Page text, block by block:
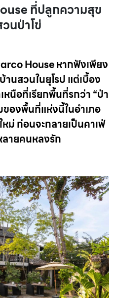
ที่ปลูกความสุข
นป่าโข่
House หากฟังเพียง
นสวนในยุโรป แต่เบื้อง
นือที่เรียกพื้นที่รกว่า “ป่า
ของพื้นที่แห่งนี้ในอำเภอ
ม่ ก่อนจะกลายเป็นคาเฟ่
ายคนหลงรัก